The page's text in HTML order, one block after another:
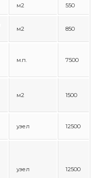
м2 550
м2 850
м.п. 7500
м2 1500
узел 12500
узел 12500